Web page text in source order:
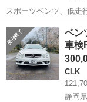
スポーツベンツ、低走
神奈川 相模原市
ベン
車検
CLK
静岡